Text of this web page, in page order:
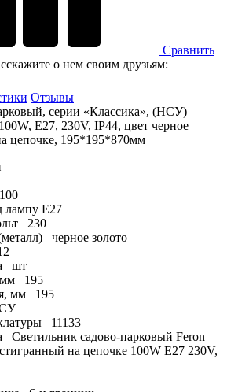
Сравнить
о нем своим друзьям:
Отзывы
серии «Классика», (НСУ)
E27, 230V, IP44, цвет черное
цепочке, 195*195*870мм
100
лампу Е27
230
черное золото
шт
195
мм
195
11133
Светильник садово-парковый Feron
на цепочке 100W E27 230V,